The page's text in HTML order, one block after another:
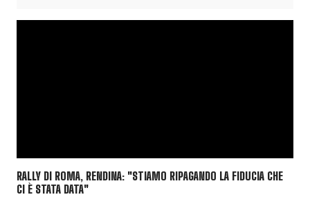
RALLY DI ROMA, RENDINA: "STIAMO RIPAGANDO LA FIDUCIA CHE
CI È STATA DATA"